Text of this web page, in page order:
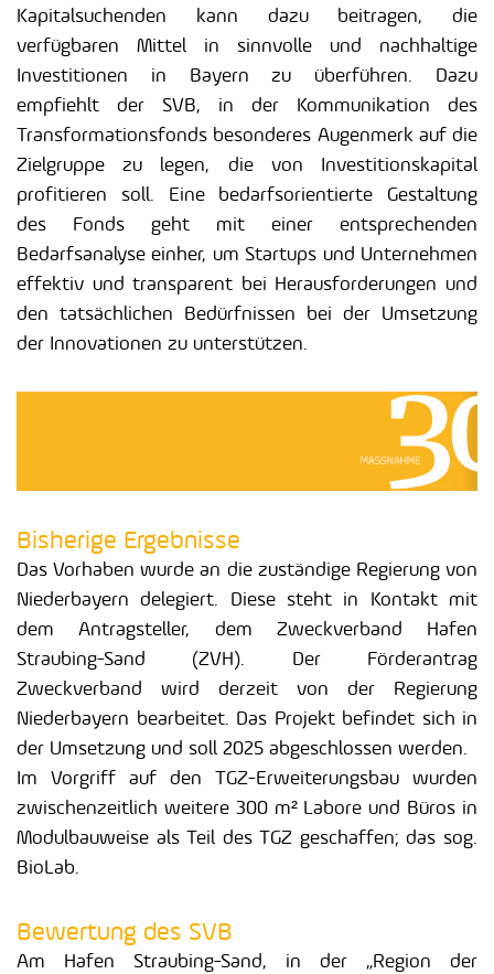
Kapitalsuchenden kann dazu beitragen, die
verfügbaren Mittel in sinnvolle und nachhaltige
Investitionen in Bayern zu überführen. Dazu
empfiehlt der SVB, in der Kommunikation des
Transformationsfonds besonderes Augenmerk auf die
Zielgruppe zu legen, die von Investitionskapital
profitieren soll. Eine bedarfsorientierte Gestaltung
des Fonds geht mit einer entsprechenden
Bedarfsanalyse einher, um Startups und Unternehmen
effektiv und transparent bei Herausforderungen und
den tatsächlichen Bedürfnissen bei der Umsetzung
der Innovationen zu unterstützen.
Bisherige Ergebnisse
Das Vorhaben wurde an die zuständige Regierung von
Niederbayern delegiert. Diese steht in Kontakt mit
dem Antragsteller, dem Zweckverband Hafen
Straubing-Sand (ZVH). Der Förderantrag
Zweckverband wird derzeit von der Regierung
Niederbayern bearbeitet. Das Projekt befindet sich in
der Umsetzung und soll 2025 abgeschlossen werden.
Im Vorgriff auf den TGZ-Erweiterungsbau wurden
zwischenzeitlich weitere 300 m² Labore und Büros in
Modulbauweise als Teil des TGZ geschaffen; das sog.
BioLab.
Bewertung des SVB
Am Hafen Straubing-Sand, in der „Region der